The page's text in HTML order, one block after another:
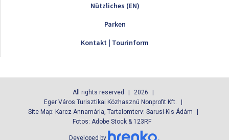
Nützliches (EN)
Parken
Kontakt | Tourinform
All rights reserved
2026
Eger Város Turisztikai Közhasznú Nonprofit Kft.
Site Map: Karcz Annamária, Tartalomterv: Sarusi-Kis Ádám
Fotos: Adobe Stock & 123RF
Developed by